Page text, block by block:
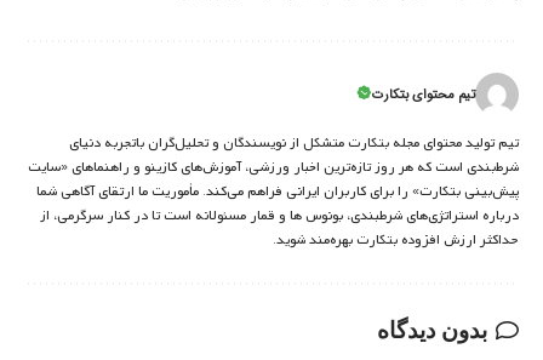
تیم محتوای بتکارت
تیم تولید محتوای مجله بتکارت متشکل از نویسندگان و تحلیل‌گران باتجربه دنیای
شرط‌بندی است که هر روز تازه‌ترین اخبار ورزشی، آموزش‌های کازینو و راهنماهای «سایت
پیش‌بینی بتکارت» را برای کاربران ایرانی فراهم می‌کند. مأموریت ما ارتقای آگاهی شما
درباره استراتژی‌های شرطبندی، بونوس ها و قمار مسئولانه است تا در کنار سرگرمی، از
حداکثر ارزش افزوده بتکارت بهره‌مند شوید.
بدون دیدگاه